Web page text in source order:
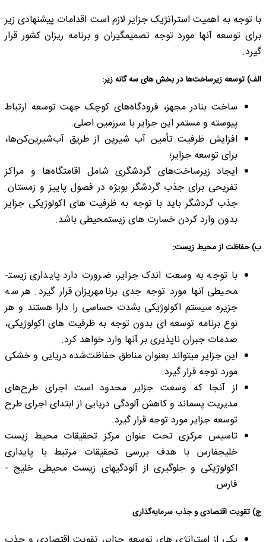
با توجه به اهمیت استراتژیک جزایر لازم است اقدامات پیشنهادی زیر
برای توسعه آنها مورد توجه تصمیم­گیران و برنامه ­ریزان کشور قرار
گیرد.
الف) توسعه زیرساخت‌ها در بخش های سه ­گانه زیر:
ساخت بنادر مجهز، فرودگاه‌های کوچک جهت توسعه ارتباط
پیوسته و مستمر این جزایر با سرزمین اصلی.
افزایش ظرفیت تأمین آب شیرین از طریق آب‌شیرین‌کن‌ها،
برای توسعه جزایر؛
ایجاد زیرساخت‌های گردشگری شامل اقامتگاه‌ها و مراکز
تفریحی برای جذب گردشگر بویژه در فصول پاییز و زمستان.
جذب گردشگر باید با توجه به ظرفیت های اکولوژیکی جزایر
بدون وارد کردن خسارت های زیست­محیطی باشد.
ب) حفاظت از محیط زیست:
با توجه به وسعت اندک جزایر، ضرورت دارد پایداری زیست­
محیطی آنها مورد توجه جدی برنامه­ریزان قرار گیرد. هر سه
جزیره سیستم اکولوژیکی بشدت حساسی را دارا هستند و هر
نوع برنامه توسعه ­ای بدون توجه به ظرفیت های اکولوژیکی،
صدمات جبران ناپذیری بر آنها وارد خواهد کرد.
این جزایر می­تواند بعنوان مناطق حفاظت‌شده دریایی و خشکی
مورد توجه قرار گیرد.
از آنجا که وسعت جزایر محدود است اجرای طرح‌های
مدیریت پسماند و کاهش آلودگی دریایی از ابتدای اجرای طرح
توسعه جزایر مورد توجه قرار گیرد.
تاسیس مرکزی تحت عنوان مرکز تحقیقات محیط ­زیست
خلیج­فارس با هدف بررسی تحقیقات مرتبط با پایداری
اکولوژیکی و جلوگیری از آلودگی­های زیست­ محیطی خلیج ­
فارس.
ج) تقویت اقتصادی و جذب سرمایه‌گذاری